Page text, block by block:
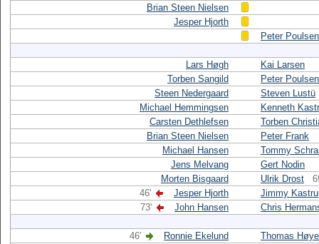
Brian Steen Nielsen
Jesper Hjorth
Peter Poulsen
Lars Høgh
Kai Larsen
Torben Sangild
Peter Poulsen
Steen Nedergaard
Steven Lustü
Michael Hemmingsen
Kenneth
Carsten Dethlefsen
Torben
Brian Steen Nielsen
Peter Frank
Michael Hansen
Tommy
Jens Melvang
Gert Nodin
Morten Bisgaard
Ulrik Drost
46'
Jesper Hjorth
Jimmy
73'
John Hansen Chris
46' Ronnie Ekelund
Thomas